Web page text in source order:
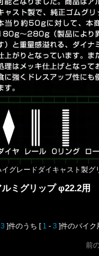
イグレードダイキャスト製グ
ルミグリップ φ22.2用
3 ]件のうち [ 1 - 3 ]件のバイク
前